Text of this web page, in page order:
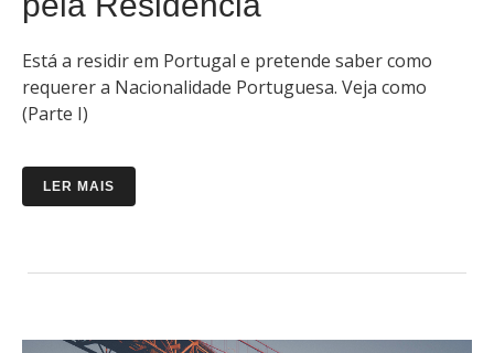
Está a residir em Portugal e pretende saber como
requerer a Nacionalidade Portuguesa. Veja como
(Parte I)
LER MAIS